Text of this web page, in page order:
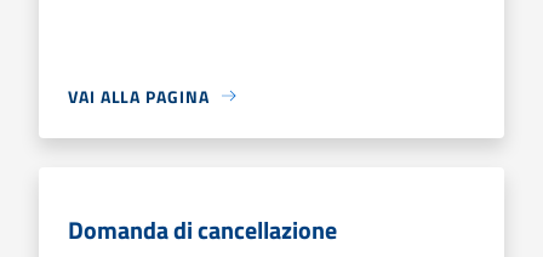
VAI ALLA PAGINA
Domanda di cancellazione